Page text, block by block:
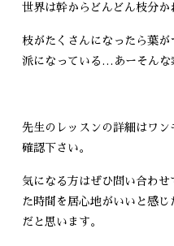
世界は幹からどんどん枝分か
枝がたくさんになったら葉
派になっている…あーそんな
先生のレッスンの詳細はワ
確認下さい。
気になる方はぜひ問い合わ
た時間を居心地がいいと感
だと思います。